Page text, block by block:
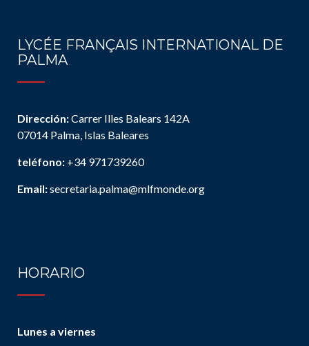
LYCÉE FRANÇAIS INTERNATIONAL DE
PALMA
Dirección:Carrer Illes Balears 142A
07014 Palma, Islas Baleares
teléfono: +34 971739260
Email:secretaria.palma@mlfmonde.org
HORARIO
Lunes a viernes